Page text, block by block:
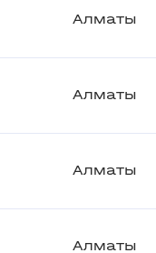
Алматы
Алматы
Алматы
Алматы